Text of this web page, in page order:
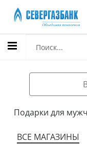
Подарки для
ВСЕ МАГАЗИНЫ